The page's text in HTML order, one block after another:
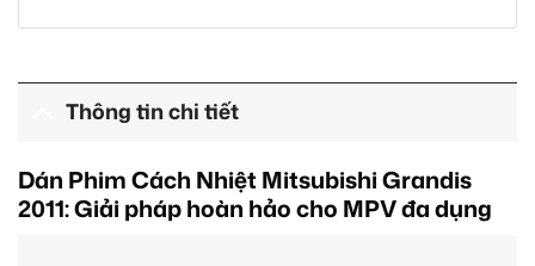
Thông tin chi tiết
Dán Phim Cách Nhiệt Mitsubishi Grandis
2011: Giải pháp hoàn hảo cho MPV đa dụng